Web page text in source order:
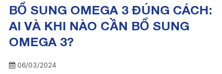
BỔ SUNG OMEGA 3 ĐÚNG CÁCH:
AI VÀ KHI NÀO CẦN BỔ SUNG
OMEGA 3?
06/03/2024